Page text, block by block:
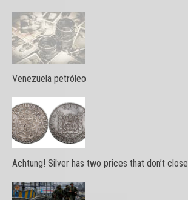
Venezuela petróleo
Achtung! Silver has two prices that don’t close